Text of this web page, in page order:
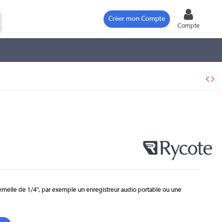
Créer mon Compte
Compte
de 1/4", par exemple un enregistreur audio portable ou une